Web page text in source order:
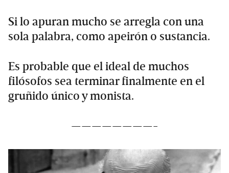
Si lo apuran mucho se arregla con una
sola palabra, como apeirón o sustancia.
Es probable que el ideal de muchos
filósofos sea terminar finalmente en el
gruñido único y monista.
————————-